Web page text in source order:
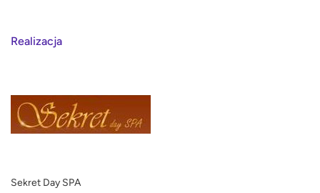
Realizacja
Sekret Day SPA